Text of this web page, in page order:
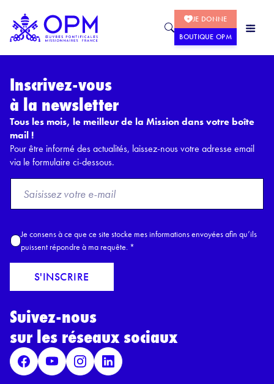
JE DONNE
BOUTIQUE OPM
Inscrivez-vous
à la newsletter
Tous les mois, le meilleur de la Mission dans votre boîte
mail !
Pour être informé des actualités, laissez-nous votre adresse email
via le formulaire ci-dessous.
o
E
a
l
A
c
c
r
R
P
D
*
Je consens à ce que ce site stocke mes informations envoyées afin qu’ils
puissent répondre à ma requête. *
S'INSCRIRE
Suivez-nous
sur les réseaux sociaux